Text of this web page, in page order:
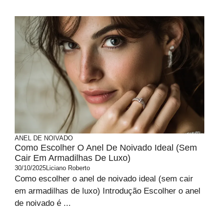
ANEL DE NOIVADO
Como Escolher O Anel De Noivado Ideal (sem
Cair Em Armadilhas De Luxo)
30/10/2025Liciano Roberto
Como escolher o anel de noivado ideal (sem cair
em armadilhas de luxo) Introdução Escolher o anel
de noivado é ...